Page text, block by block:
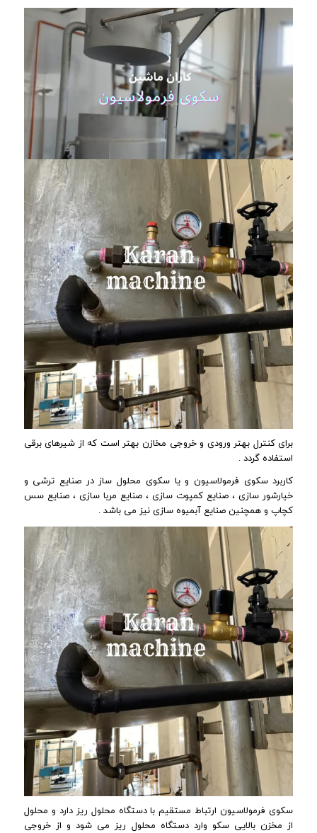
برای کنترل بهتر ورودی و خروجی مخازن بهتر است که از شیرهای برقی
استفاده گردد .
کاربرد سکوی فرمولاسیون و یا سکوی محلول ساز در صنایع ترشی و
خیارشور سازی ، صنایع کمپوت سازی ، صنایع مربا سازی ، صنایع سس
کچاپ و همچنین صنایع آبمیوه سازی نیز می باشد .
سکوی فرمولاسیون ارتباط مستقیم با دستگاه محلول ریز دارد و محلول
از مخزن بالایی سکو وارد دستگاه محلول ریز می شود و از خروجی